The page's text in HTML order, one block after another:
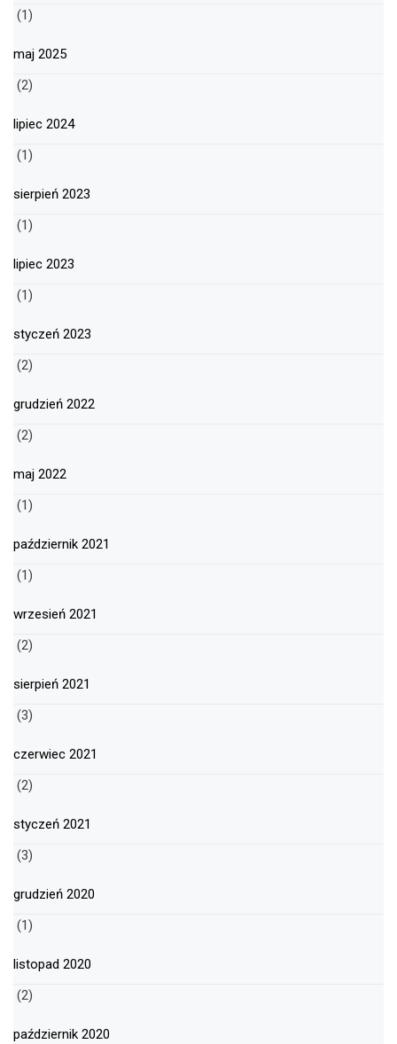
(1)
maj 2025
(2)
lipiec 2024
(1)
sierpień 2023
(1)
lipiec 2023
(1)
styczeń 2023
(2)
grudzień 2022
(2)
maj 2022
(1)
październik 2021
(1)
wrzesień 2021
(2)
sierpień 2021
(3)
czerwiec 2021
(2)
styczeń 2021
(3)
grudzień 2020
(1)
listopad 2020
(2)
październik 2020